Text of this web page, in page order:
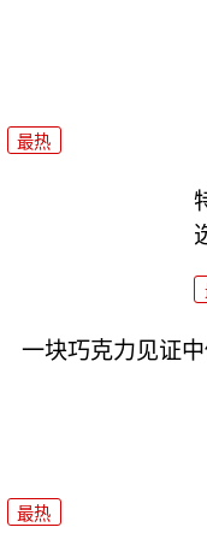
最热
一块巧克力见证
最热